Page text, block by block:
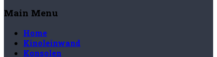
Main Menu
Home
Kinoleinwand
Konsolen